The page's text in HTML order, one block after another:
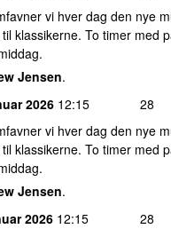
vi hver dag den nye
klassikerne. To timer med
Jensen.
2026 12:15
28
vi hver dag den nye
klassikerne. To timer med
Jensen.
2026 12:15
28